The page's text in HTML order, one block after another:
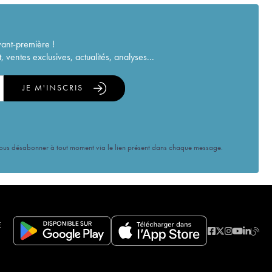
première !
exclusives, actualités, analyses...
JE M'INSCRIS
désabonner à tout moment via le lien présent dans chaque message.